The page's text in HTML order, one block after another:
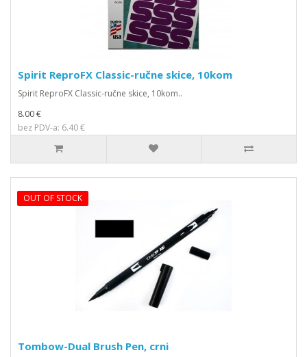
Spirit ReproFX Classic-ručne skice, 10kom
Spirit ReproFX Classic-ručne skice, 10kom..
8.00 €
bez PDV-a: 6.40 €
OUT OF STOCK
Tombow-Dual Brush Pen, crni